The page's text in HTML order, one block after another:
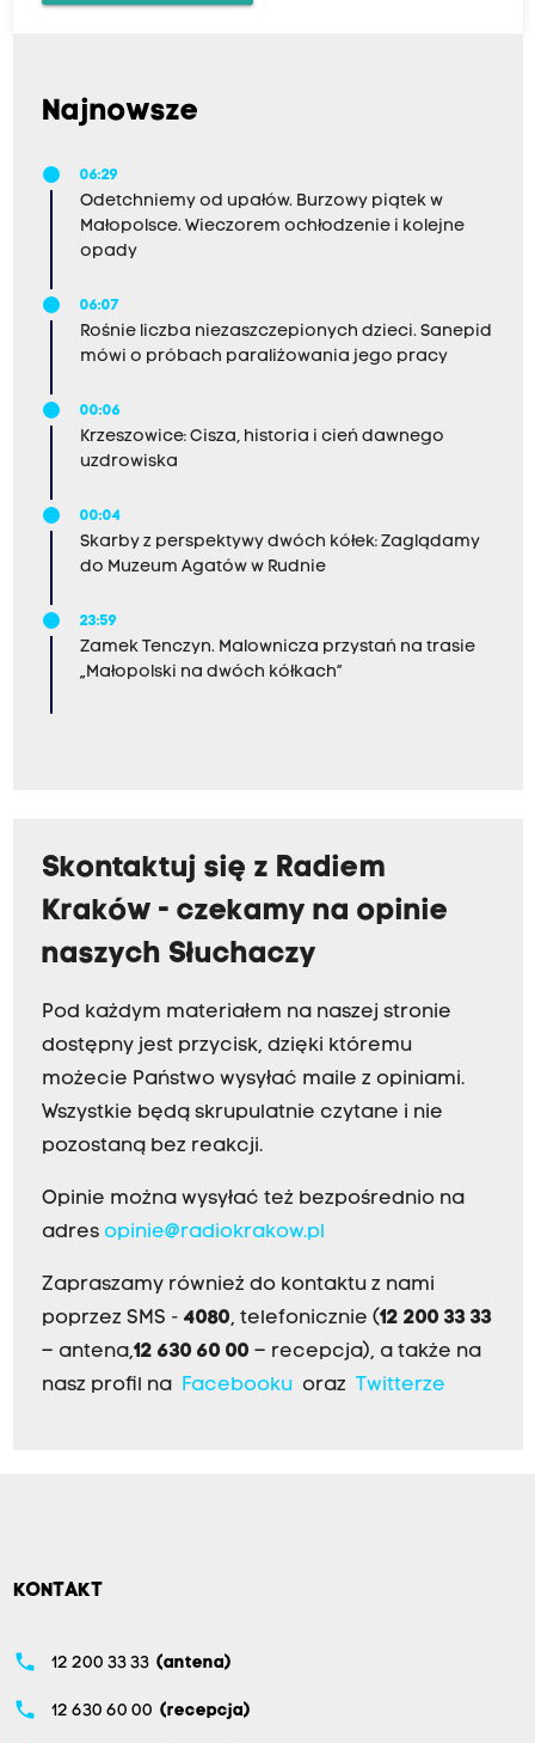
Najnowsze
06:29
Odetchniemy od upałów. Burzowy piątek w
Małopolsce. Wieczorem ochłodzenie i kolejne
opady
06:07
Rośnie liczba niezaszczepionych dzieci. Sanepid
mówi o próbach paraliżowania jego pracy
00:06
Krzeszowice: Cisza, historia i cień dawnego
uzdrowiska
00:04
Skarby z perspektywy dwóch kółek: Zaglądamy
do Muzeum Agatów w Rudnie
23:59
Zamek Tenczyn. Malownicza przystań na trasie
„Małopolski na dwóch kółkach”
Skontaktuj się z Radiem
Kraków - czekamy na opinie
naszych Słuchaczy
Pod każdym materiałem na naszej stronie
dostępny jest przycisk, dzięki któremu
możecie Państwo wysyłać maile z opiniami.
Wszystkie będą skrupulatnie czytane i nie
pozostaną bez reakcji.
Opinie można wysyłać też bezpośrednio na
adres opinie@radiokrakow.pl
Zapraszamy również do kontaktu z nami
poprzez SMS - 4080, telefonicznie (12 200 33 33
– antena,12 630 60 00 – recepcja), a także na
nasz profil na Facebookuoraz Twitterze
KONTAKT
phone 12 200 33 33 (antena)
phone 12 630 60 00 (recepcja)